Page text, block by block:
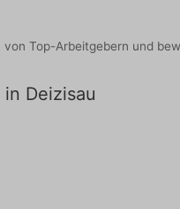
Top-Arbeitgebern und
Deizisau